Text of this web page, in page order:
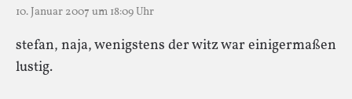
10. Januar 2007 um 18:09 Uhr
stefan, naja, wenigstens der witz war einigermaßen
lustig.